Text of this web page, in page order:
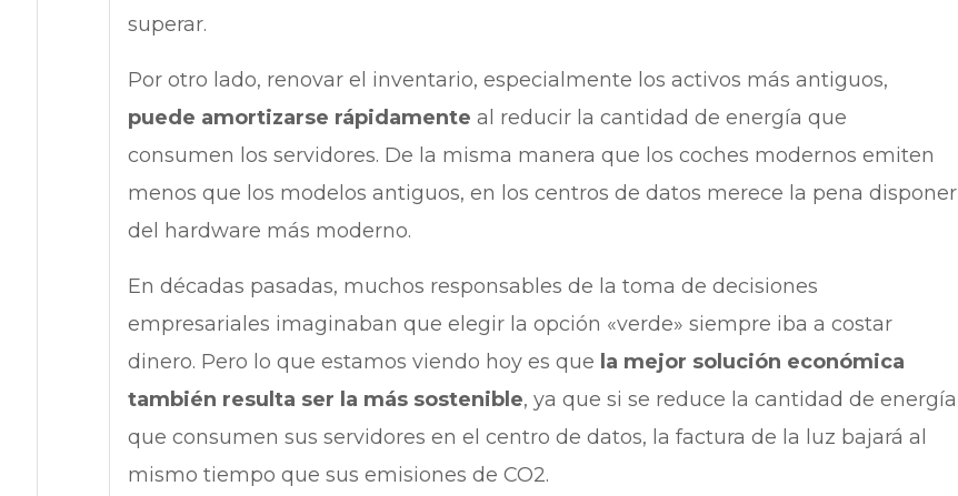
superar.
Por otro lado, renovar el inventario, especialmente los activos más antiguos,
puede amortizarse rápidamente al reducir la cantidad de energía que
consumen los servidores. De la misma manera que los coches modernos emiten
menos que los modelos antiguos, en los centros de datos merece la pena disponer
del hardware más moderno.
En décadas pasadas, muchos responsables de la toma de decisiones
empresariales imaginaban que elegir la opción «verde» siempre iba a costar
dinero. Pero lo que estamos viendo hoy es que la mejor solución económica
también resulta ser la más sostenible, ya que si se reduce la cantidad de energía
que consumen sus servidores en el centro de datos, la factura de la luz bajará al
mismo tiempo que sus emisiones de CO2.